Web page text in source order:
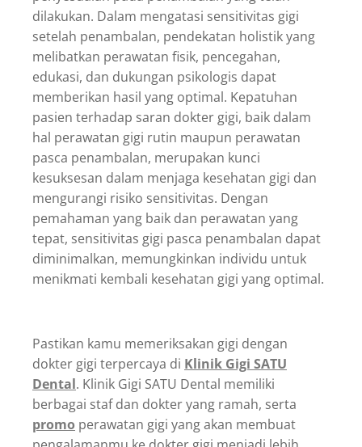
dilakukan. Dalam mengatasi sensitivitas gigi
setelah penambalan, pendekatan holistik yang
melibatkan perawatan fisik, pencegahan,
edukasi, dan dukungan psikologis dapat
memberikan hasil yang optimal. Kepatuhan
pasien terhadap saran dokter gigi, baik dalam
hal perawatan gigi rutin maupun perawatan
pasca penambalan, merupakan kunci
kesuksesan dalam menjaga kesehatan gigi dan
mengurangi risiko sensitivitas. Dengan
pemahaman yang baik dan perawatan yang
tepat, sensitivitas gigi pasca penambalan dapat
diminimalkan, memungkinkan individu untuk
menikmati kembali kesehatan gigi yang optimal.
Pastikan kamu memeriksakan gigi dengan
dokter gigi terpercaya di Klinik Gigi SATU
Dental. Klinik Gigi SATU Dental memiliki
berbagai staf dan dokter yang ramah, serta
promo perawatan gigi yang akan membuat